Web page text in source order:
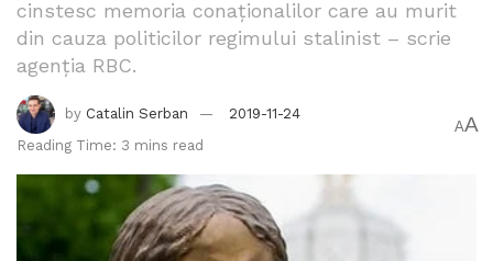
cinstesc memoria conaţionalilor care au murit
din cauza politicilor regimului stalinist – scrie
agenţia RBC.
by Catalin Serban
2019-11-24
Reading Time: 3 mins read
AA